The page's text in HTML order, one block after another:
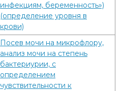
инфекциям, беременность»)
(определение уровня в
крови)
Посев мочи на микрофлору,
анализ мочи на степень
бактериурии, с
определением
чувствительности к